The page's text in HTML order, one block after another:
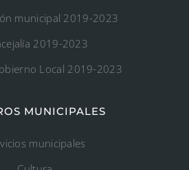
municipal 2019-2023
2019-2023
Local 2019-2023
MUNICIPALES
municipales